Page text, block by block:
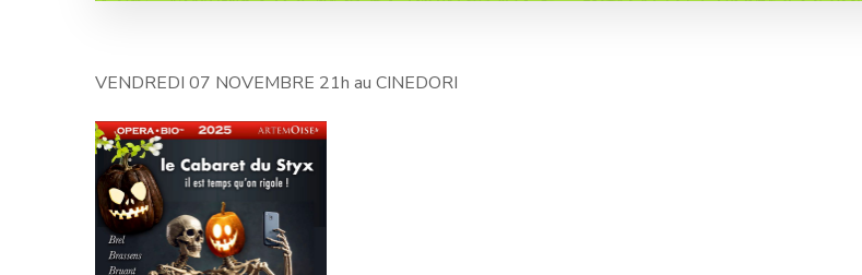
VENDREDI 07 NOVEMBRE 21h au CINEDORI